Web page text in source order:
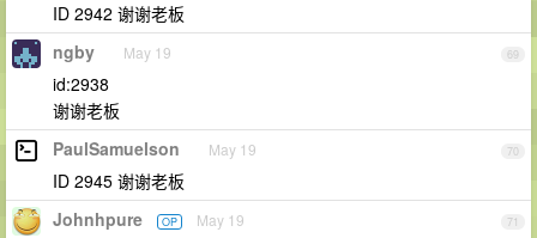
ID 2942 谢谢老板
69
ngby May 19
id:2938
谢谢老板
70
PaulSamuelson May 19
ID 2945 谢谢老板
71
Johnhpure OP May 19